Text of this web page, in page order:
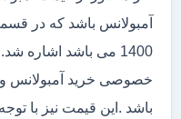
آمبولانس باشد که در
1400 می باشد
خصوصی خرید آمبولانس
باشد .این قیمت نیز با